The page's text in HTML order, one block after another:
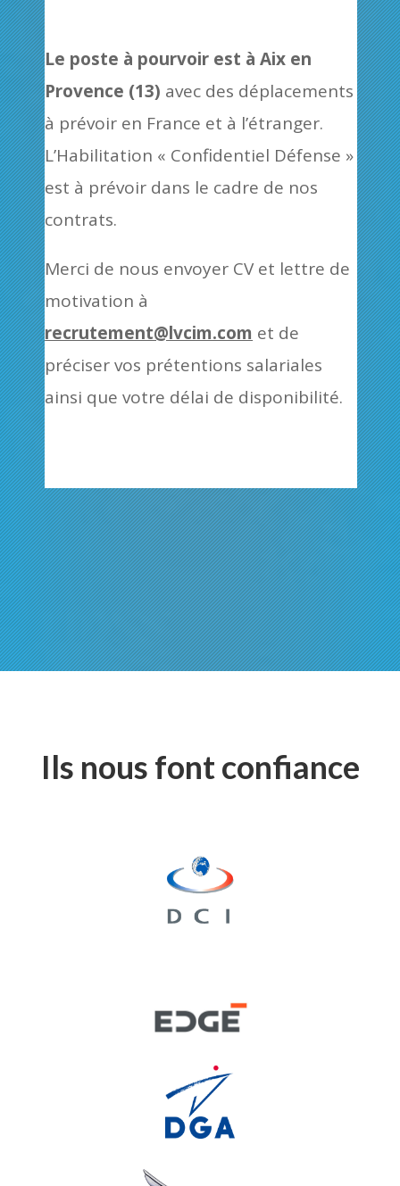
Le poste à pourvoir est à Aix en
Provence (13) avec des déplacements
à prévoir en France et à l’étranger.
L’Habilitation « Confidentiel Défense »
est à prévoir dans le cadre de nos
contrats.
Merci de nous envoyer CV et lettre de
motivation à
recrutement@lvcim.com et de
préciser vos prétentions salariales
ainsi que votre délai de disponibilité.
Ils nous font confiance